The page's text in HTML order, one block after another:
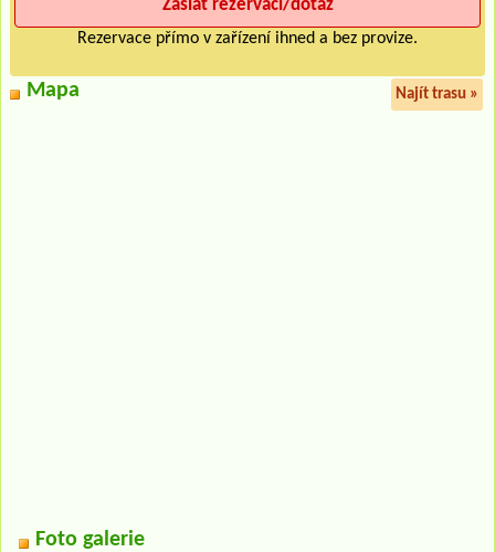
Rezervace přímo v zařízení ihned a bez provize.
Mapa Najít trasu »
Foto galerie